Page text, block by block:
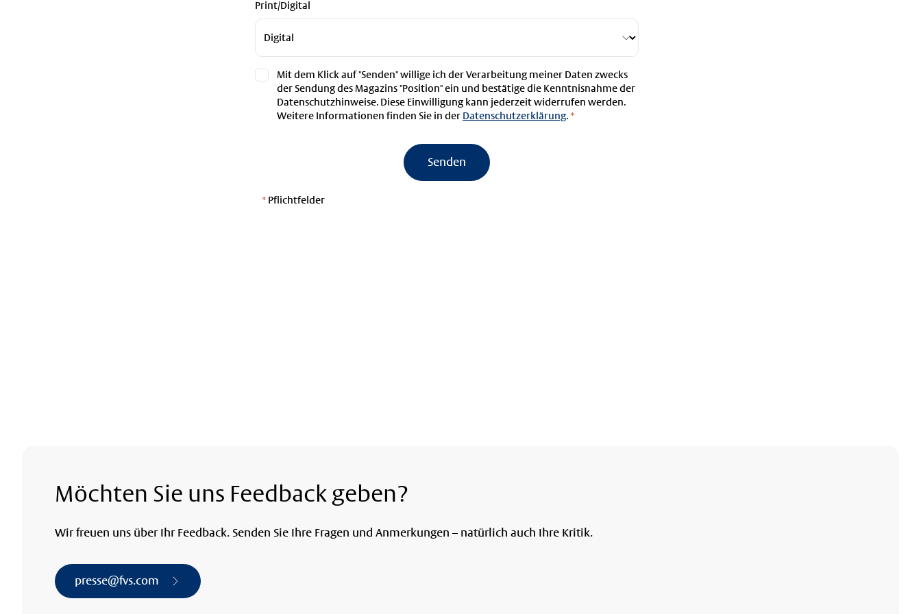
Print/Digital
Mit dem Klick auf "Senden" willige ich der Verarbeitung meiner Daten zwecks
der Sendung des Magazins "Position" ein und bestätige die Kenntnisnahme der
Datenschutzhinweise. Diese Einwilligung kann jederzeit widerrufen werden.
Weitere Informationen finden Sie in der Datenschutzerklärung. *
Senden
* Pflichtfelder
Möchten Sie uns Feedback geben?
Wir freuen uns über Ihr Feedback. Senden Sie Ihre Fragen und Anmerkungen – natürlich auch Ihre Kritik.
presse@fvs.com